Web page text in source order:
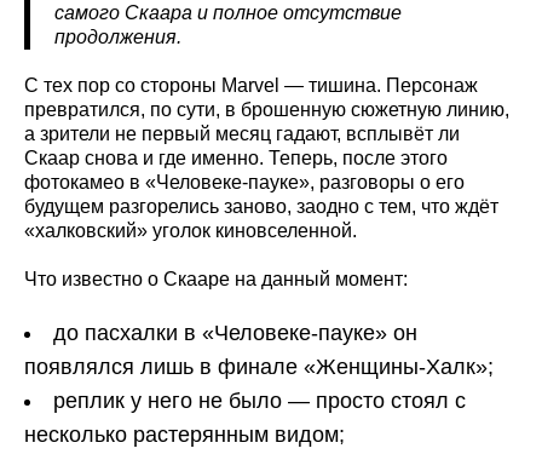
самого Скаара и полное отсутствие
продолжения.
С тех пор со стороны Marvel — тишина. Персонаж
превратился, по сути, в брошенную сюжетную линию,
а зрители не первый месяц гадают, всплывёт ли
Скаар снова и где именно. Теперь, после этого
фотокамео в «Человеке-пауке», разговоры о его
будущем разгорелись заново, заодно с тем, что ждёт
«халковский» уголок киновселенной.
Что известно о Скааре на данный момент:
до пасхалки в «Человеке-пауке» он
появлялся лишь в финале «Женщины-Халк»;
реплик у него не было — просто стоял с
несколько растерянным видом;